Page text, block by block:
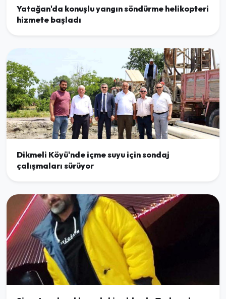
Yatağan'da konuşlu yangın söndürme helikopteri
hizmete başladı
Dikmeli Köyü'nde içme suyu için sondaj
çalışmaları sürüyor